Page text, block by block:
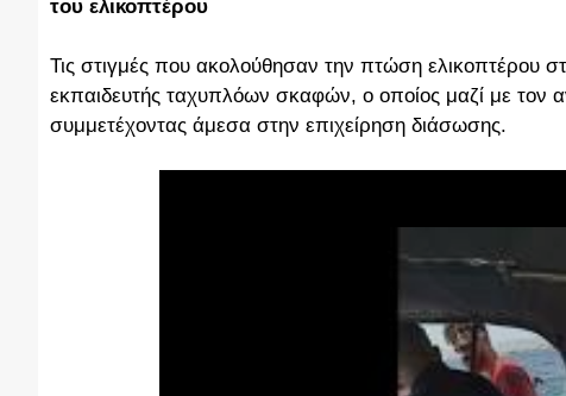
του ελικοπτέρου
Τις στιγμές που ακολούθησαν την πτώση ελικοπτέρου
εκπαιδευτής ταχυπλόων σκαφών, ο οποίος μαζί με τον
συμμετέχοντας άμεσα στην επιχείρηση διάσωσης.